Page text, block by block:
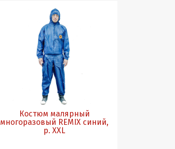
Костюм малярный
многоразовый REMIX синий,
р. XXL